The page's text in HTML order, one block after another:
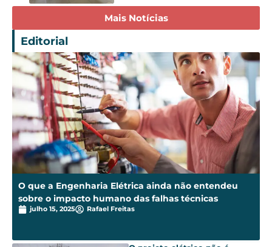
Mais Notícias
Editorial
O que a Engenharia Elétrica ainda não entendeu
sobre o impacto humano das falhas técnicas
julho 15, 2025 Rafael Freitas